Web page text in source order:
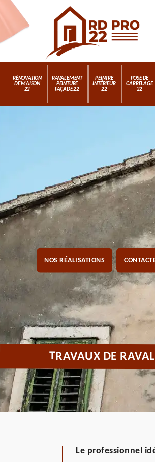
RÉNOVATION
DE MAISON
22
RAVALEMENT
PEINTURE
FAÇADE 22
PEINTRE
INTÉRIEUR
22
POSE DE
CARRELAGE
22
NOS RÉALISATIONS
TRAVAUX DE
Le professionnel